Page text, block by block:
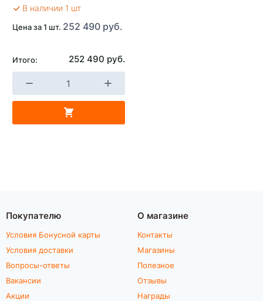
В наличии 1 шт
Цена за 1 шт. 252 490 руб.
Итого: 252 490 руб.
Покупателю
Условия Бонусной карты
Условия доставки
Вопросы-ответы
Вакансии
Акции
О магазине
Контакты
Магазины
Полезное
Отзывы
Награды